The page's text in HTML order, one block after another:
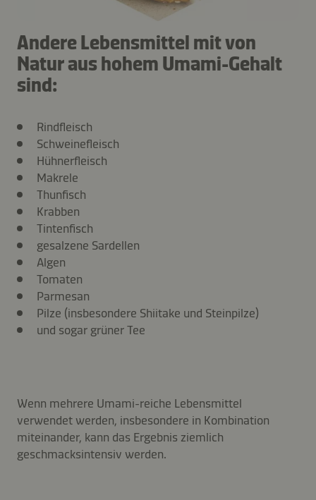
Andere Lebensmittel mit von
Natur aus hohem Umami-Gehalt
sind:
Rindfleisch
Schweinefleisch
Hühnerfleisch
Makrele
Thunfisch
Krabben
Tintenfisch
gesalzene Sardellen
Algen
Tomaten
Parmesan
Pilze (insbesondere Shiitake und Steinpilze)
und sogar grüner Tee
Wenn mehrere Umami-reiche Lebensmittel
verwendet werden, insbesondere in Kombination
miteinander, kann das Ergebnis ziemlich
geschmacksintensiv werden.